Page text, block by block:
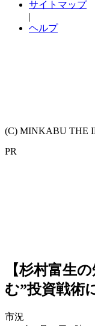
サイトマップ
|
ヘルプ
(C) MINKABU THE
PR
【杉村富生
む”投資戦術
市況